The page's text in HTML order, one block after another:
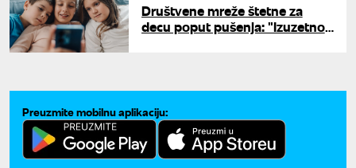
Društvene mreže štetne za
decu poput pušenja: "Izuzetno
Preuzmite mobilnu aplikaciju: